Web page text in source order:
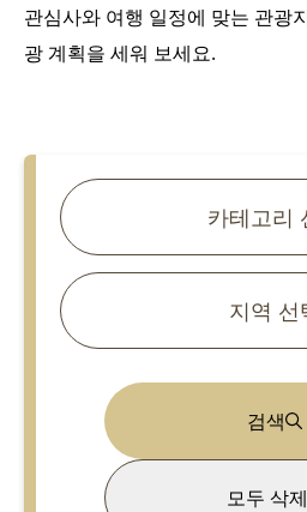
관심사와 여행 일정에 맞는 관광
광 계획을 세워 보세요.
기사 검색 카테고리
지역 선
검색
모두 삭제